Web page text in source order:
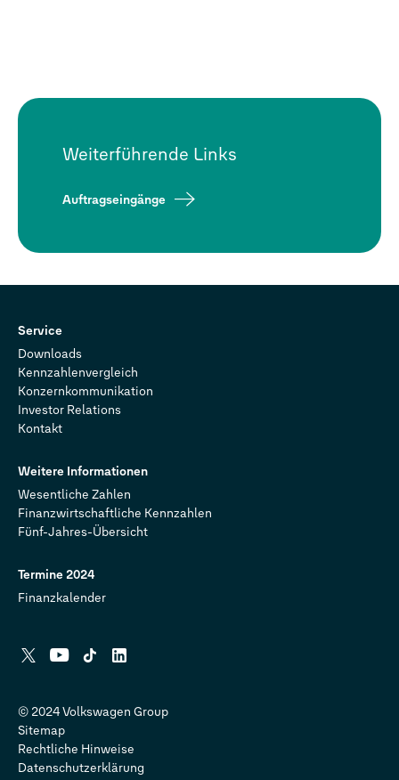
Weiterführende Links
Auftragseingänge
Service
Downloads
Kennzahlenvergleich
Konzernkommunikation
Investor Relations
Kontakt
Weitere Informationen
Wesentliche Zahlen
Finanzwirtschaftliche Kennzahlen
Fünf-Jahres-Übersicht
Termine 2024
Finanzkalender
X YouTubeTiktokLinkedin
© 2024 Volkswagen Group
Sitemap
Rechtliche Hinweise
Datenschutzerklärung